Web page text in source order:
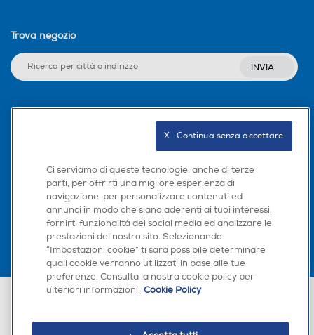
Trova negozio
INVIA
Scarica la nostra app
Euronics Italia SpA. Sede legale Via Montefeltro, 6/a 20156 Milano
Ci serviamo di queste tecnologie, anche di terze
parti, per offrirti una migliore esperienza di
navigazione, per personalizzare contenuti ed
annunci in modo che siano aderenti ai tuoi interessi,
fornirti funzionalità dei social media ed analizzare le
prestazioni del nostro sito. Selezionando
“Impostazioni cookie” ti sarà possibile determinare
quali cookie verranno utilizzati in base alle tue
preferenze. Consulta la nostra cookie policy per
ulteriori informazioni. Cookie Policy
X   Continua senza accettare